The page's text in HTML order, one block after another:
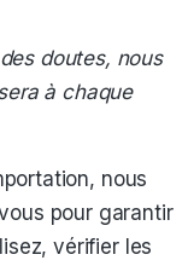
doutes, nous
à chaque
nous
pour garantir
vérifier les